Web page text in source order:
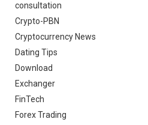
consultation
Crypto-PBN
Cryptocurrency News
Dating Tips
Download
Exchanger
FinTech
Forex Trading